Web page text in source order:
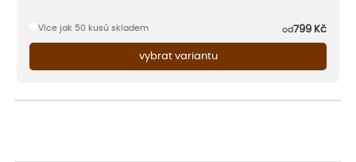
Více jak 50 kusů skladem od799 Kč
vybrat variantu